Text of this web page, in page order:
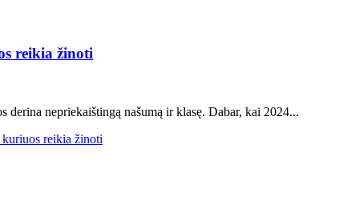
reikia žinoti
nepriekaištingą našumą ir klasę. Dabar, kai 2024...
reikia žinoti